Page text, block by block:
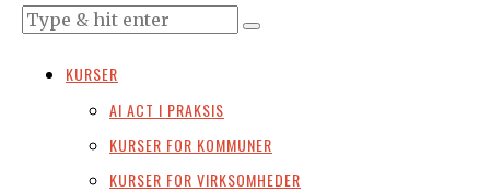
KURSER
AI ACT I PRAKSIS
KURSER FOR KOMMUNER
KURSER FOR VIRKSOMHEDER